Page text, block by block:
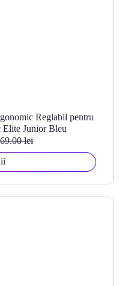
Reglabil pentru
Junior Bleu
lei